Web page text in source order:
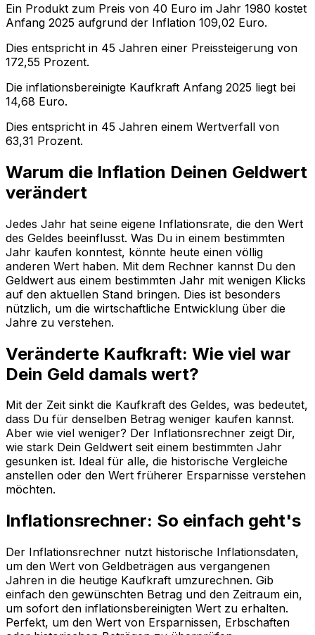
Ein Produkt zum Preis von 40 Euro im Jahr 1980 kostet
Anfang 2025 aufgrund der Inflation 109,02 Euro.
Dies entspricht in 45 Jahren einer Preissteigerung von
172,55 Prozent.
Die inflationsbereinigte Kaufkraft Anfang 2025 liegt bei
14,68 Euro.
Dies entspricht in 45 Jahren einem Wertverfall von
63,31 Prozent.
Warum die Inflation Deinen Geldwert
verändert
Jedes Jahr hat seine eigene Inflationsrate, die den Wert
des Geldes beeinflusst. Was Du in einem bestimmten
Jahr kaufen konntest, könnte heute einen völlig
anderen Wert haben. Mit dem Rechner kannst Du den
Geldwert aus einem bestimmten Jahr mit wenigen Klicks
auf den aktuellen Stand bringen. Dies ist besonders
nützlich, um die wirtschaftliche Entwicklung über die
Jahre zu verstehen.
Veränderte Kaufkraft: Wie viel war
Dein Geld damals wert?
Mit der Zeit sinkt die Kaufkraft des Geldes, was bedeutet,
dass Du für denselben Betrag weniger kaufen kannst.
Aber wie viel weniger? Der Inflationsrechner zeigt Dir,
wie stark Dein Geldwert seit einem bestimmten Jahr
gesunken ist. Ideal für alle, die historische Vergleiche
anstellen oder den Wert früherer Ersparnisse verstehen
möchten.
Inflationsrechner: So einfach geht's
Der Inflationsrechner nutzt historische Inflationsdaten,
um den Wert von Geldbeträgen aus vergangenen
Jahren in die heutige Kaufkraft umzurechnen. Gib
einfach den gewünschten Betrag und den Zeitraum ein,
um sofort den inflationsbereinigten Wert zu erhalten.
Perfekt, um den Wert von Ersparnissen, Erbschaften